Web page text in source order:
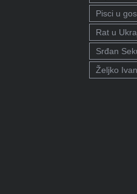
Pisci u
Rat u
Srđan
Željko